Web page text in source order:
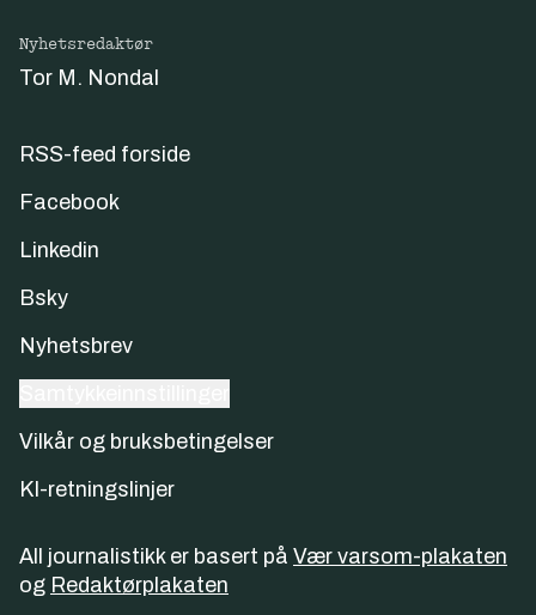
Nyhetsredaktør
Tor M. Nondal
RSS-feed forside
Facebook
Linkedin
Bsky
Nyhetsbrev
Vilkår og bruksbetingelser
KI-retningslinjer
All journalistikk er basert på Vær varsom-plakaten
og Redaktørplakaten